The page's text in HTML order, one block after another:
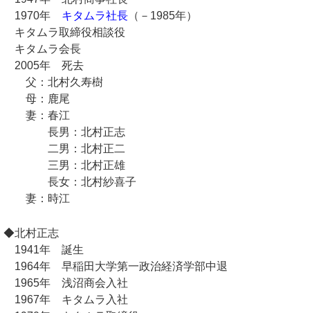
1970年 キタムラ社長（－1985年）
キタムラ取締役相談役
キタムラ会長
2005年 死去
父：北村久寿樹
母：鹿尾
妻：春江
長男：北村正志
二男：北村正二
三男：北村正雄
長女：北村紗喜子
妻：時江
◆北村正志
1941年 誕生
1964年 早稲田大学第一政治経済学部中退
1965年 浅沼商会入社
1967年 キタムラ入社